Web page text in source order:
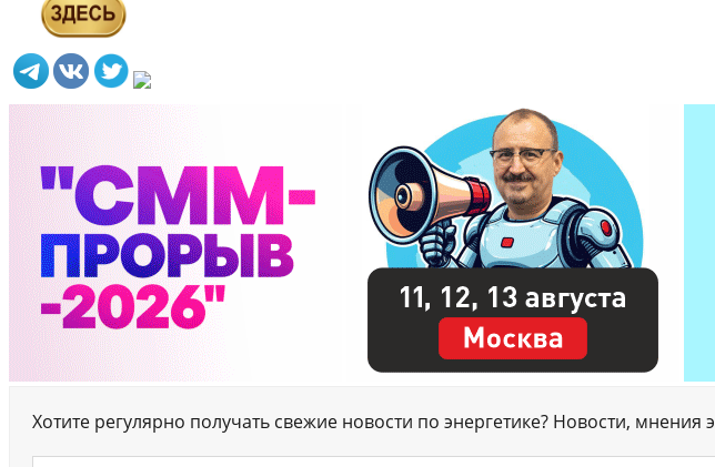
Хотите регулярно получать свежие новости по энергетике? Новости,